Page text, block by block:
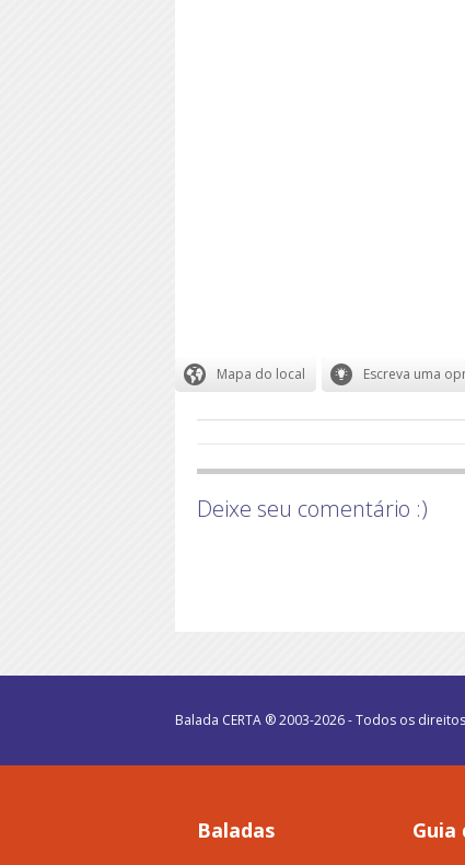
Deixe seu comentário :)
Balada CERTA ® 2003-2026 - Todos os
Baladas Guia